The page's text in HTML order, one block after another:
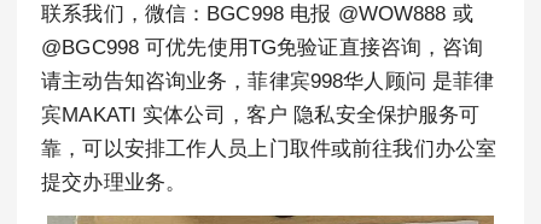
联系我们，微信：BGC998 电报 @WOW888 或
@BGC998 可优先使用TG免验证直接咨询，咨询
请主动告知咨询业务，菲律宾998华人顾问 是菲律
宾MAKATI 实体公司，客户 隐私安全保护服务可
靠，可以安排工作人员上门取件或前往我们办公室
提交办理业务。